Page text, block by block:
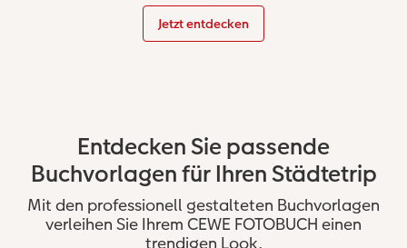
Jetzt entdecken
Entdecken Sie passende
Buchvorlagen für Ihren Städtetrip
Mit den professionell gestalteten Buchvorlagen
verleihen Sie Ihrem CEWE FOTOBUCH einen
trendigen Look.